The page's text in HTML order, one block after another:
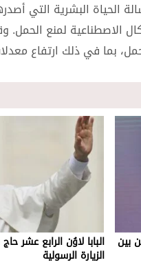
الاصطناعية لمنع
بما في ذلك ارتفاع
بين البابا لاوُن الرابع عشر
الزيارة الرسولية